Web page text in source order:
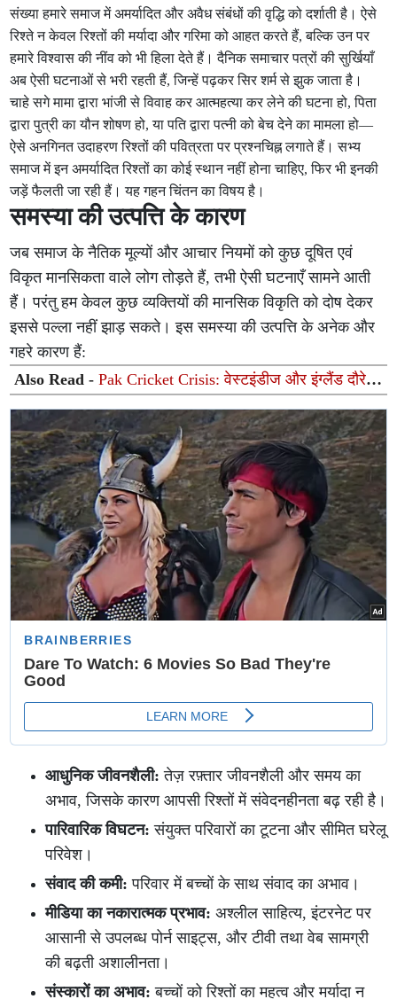
संख्या हमारे समाज में अमर्यादित और अवैध संबंधों की वृद्धि को दर्शाती है। ऐसे
रिश्ते न केवल रिश्तों की मर्यादा और गरिमा को आहत करते हैं, बल्कि उन पर
हमारे विश्वास की नींव को भी हिला देते हैं। दैनिक समाचार पत्रों की सुर्खियाँ
अब ऐसी घटनाओं से भरी रहती हैं, जिन्हें पढ़कर सिर शर्म से झुक जाता है।
चाहे सगे मामा द्वारा भांजी से विवाह कर आत्महत्या कर लेने की घटना हो, पिता
द्वारा पुत्री का यौन शोषण हो, या पति द्वारा पत्नी को बेच देने का मामला हो—
ऐसे अनगिनत उदाहरण रिश्तों की पवित्रता पर प्रश्नचिह्न लगाते हैं। सभ्य
समाज में इन अमर्यादित रिश्तों का कोई स्थान नहीं होना चाहिए, फिर भी इनकी
जड़ें फैलती जा रही हैं। यह गहन चिंतन का विषय है।
समस्या की उत्पत्ति के कारण
जब समाज के नैतिक मूल्यों और आचार नियमों को कुछ दूषित एवं
विकृत मानसिकता वाले लोग तोड़ते हैं, तभी ऐसी घटनाएँ सामने आती
हैं। परंतु हम केवल कुछ व्यक्तियों की मानसिक विकृति को दोष देकर
इससे पल्ला नहीं झाड़ सकते। इस समस्या की उत्पत्ति के अनेक और
गहरे कारण हैं:
Also Read -Pak Cricket Crisis: वेस्टइंडीज और इंग्लैंड दौरे से
ठीक पहले पाकिस्तान को बड़ा झटका, फील्डिंग कोच ने अचानक
छोड़ा पद
आधुनिक जीवनशैली: तेज़ रफ़्तार जीवनशैली और समय का
अभाव, जिसके कारण आपसी रिश्तों में संवेदनहीनता बढ़ रही है।
पारिवारिक विघटन: संयुक्त परिवारों का टूटना और सीमित घरेलू
परिवेश।
संवाद की कमी: परिवार में बच्चों के साथ संवाद का अभाव।
मीडिया का नकारात्मक प्रभाव: अश्लील साहित्य, इंटरनेट पर
आसानी से उपलब्ध पोर्न साइट्स, और टीवी तथा वेब सामग्री
की बढ़ती अशालीनता।
संस्कारों का अभाव: बच्चों को रिश्तों का महत्व और मर्यादा न